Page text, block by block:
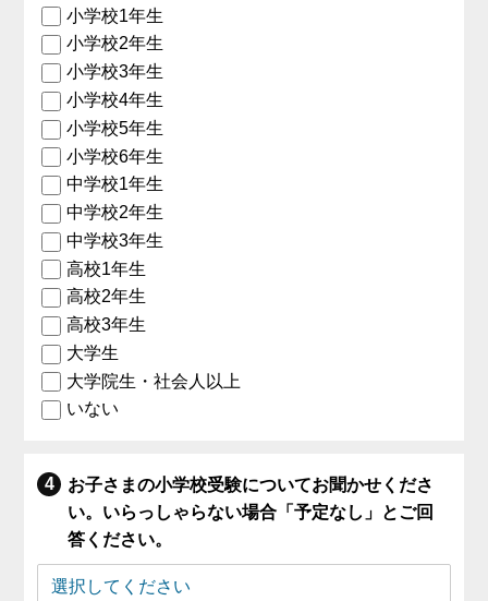
小学校1年生
小学校2年生
小学校3年生
小学校4年生
小学校5年生
小学校6年生
中学校1年生
中学校2年生
中学校3年生
高校1年生
高校2年生
高校3年生
大学生
大学院生・社会人以上
いない
お子さまの小学校受験についてお聞かせくださ
い。いらっしゃらない場合「予定なし」とご回
答ください。